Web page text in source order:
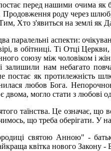
перед нашими очима
роду через
Хто з'явиться на землі як
паралельні аспекти:
в обітниці. Ті Отці
союзу між чоловіком і
залишили нам небагато
постає як
любов Бога.
двома, могло стати з любові
таїнства. Це означає,
що треба оберігати.
святою Анною" -
квітка нового Закону -